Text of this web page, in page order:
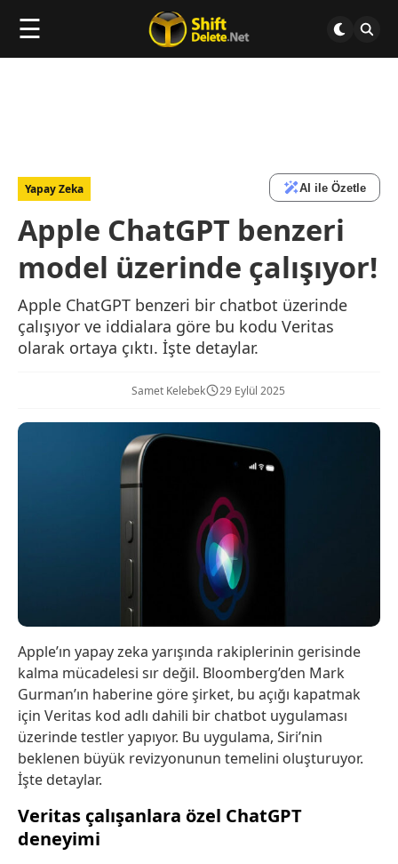
☰
Yapay Zeka AI ile Özetle
Apple ChatGPT benzeri
model üzerinde çalışıyor!
Apple ChatGPT benzeri bir chatbot üzerinde
çalışıyor ve iddialara göre bu kodu Veritas
olarak ortaya çıktı. İşte detaylar.
Samet Kelebek 29 Eylül 2025
Apple’ın yapay zeka yarışında rakiplerinin gerisinde
kalma mücadelesi sır değil. Bloomberg’den Mark
Gurman’ın haberine göre şirket, bu açığı kapatmak
için Veritas kod adlı dahili bir chatbot uygulaması
üzerinde testler yapıyor. Bu uygulama, Siri’nin
beklenen büyük revizyonunun temelini oluşturuyor.
İşte detaylar.
Veritas çalışanlara özel ChatGPT
deneyimi